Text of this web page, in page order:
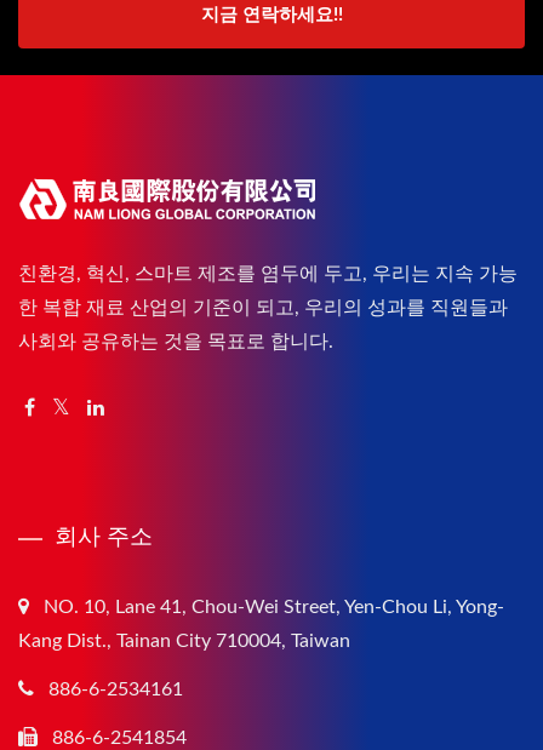
지금 연락하세요!!
친환경, 혁신, 스마트 제조를 염두에 두고, 우리는 지속 가능
한 복합 재료 산업의 기준이 되고, 우리의 성과를 직원들과
사회와 공유하는 것을 목표로 합니다.
회사 주소
NO. 10, Lane 41, Chou-Wei Street, Yen-Chou Li, Yong-
Kang Dist., Tainan City 710004, Taiwan
886-6-2534161
886-6-2541854